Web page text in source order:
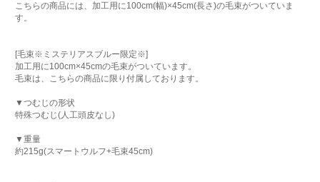
こちらの商品には、加工用に100cm(幅)×45cm(長さ)の毛束がついていま
す。
[毛束※ミステリアスブルー限定※]
加工用に100cm×45cmの毛束がついています。
毛束は、こちらの商品に限り付属しております。
▼つむじの形状
特殊つむじ(人工頭皮なし)
▼重量
約215g(スマートウルフ+毛束45cm)